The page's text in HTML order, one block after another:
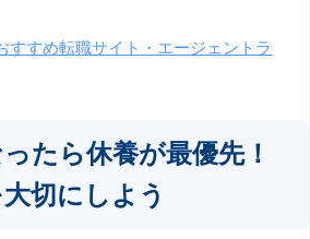
すすめ転職サイト・エージェントラ
たら休養が最優先！
切にしよう